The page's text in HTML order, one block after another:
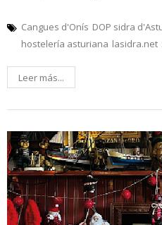
Cangues d'Onís DOP sidra
hostelería asturiana lasidra.net
Leer más...